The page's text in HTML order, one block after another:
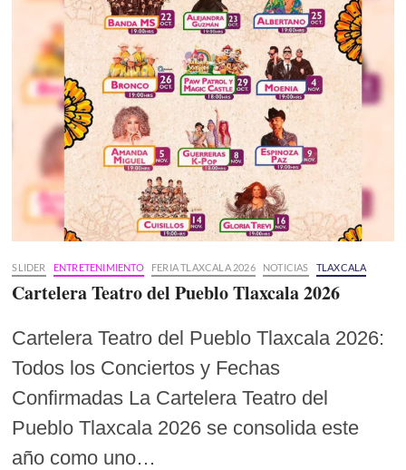
SLIDER ENTRETENIMIENTO FERIA TLAXCALA 2026 NOTICIAS TLAXCALA
Cartelera Teatro del Pueblo Tlaxcala 2026
Cartelera Teatro del Pueblo Tlaxcala 2026:
Todos los Conciertos y Fechas
Confirmadas La Cartelera Teatro del
Pueblo Tlaxcala 2026 se consolida este
año como uno…